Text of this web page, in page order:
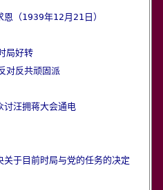
（1939年12月21日）
局好转
对反共顽固派
讨汪拥蒋大会通电
关于目前时局与党的任务的决定